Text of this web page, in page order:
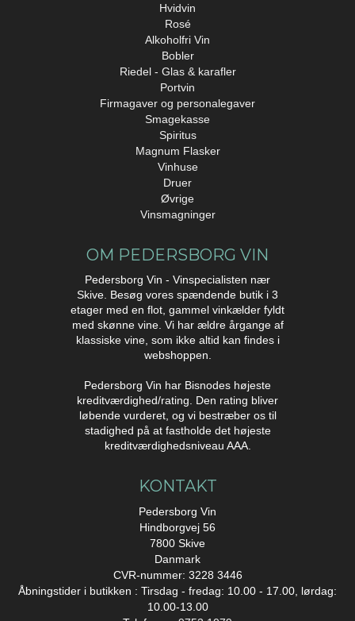
Hvidvin
Rosé
Alkoholfri Vin
Bobler
Riedel - Glas & karafler
Portvin
Firmagaver og personalegaver
Smagekasse
Spiritus
Magnum Flasker
Vinhuse
Druer
Øvrige
Vinsmagninger
OM PEDERSBORG VIN
Pedersborg Vin - Vinspecialisten nær
Skive. Besøg vores spændende butik i 3
etager med en flot, gammel vinkælder fyldt
med skønne vine. Vi har ældre årgange af
klassiske vine, som ikke altid kan findes i
webshoppen.
Pedersborg Vin har Bisnodes højeste
kreditværdighed/rating. Den rating bliver
løbende vurderet, og vi bestræber os til
stadighed på at fastholde det højeste
kreditværdighedsniveau AAA.
KONTAKT
Pedersborg Vin
Hindborgvej 56
7800 Skive
Danmark
CVR-nummer: 3228 3446
Åbningstider i butikken : Tirsdag - fredag: 10.00 - 17.00, lørdag:
10.00-13.00